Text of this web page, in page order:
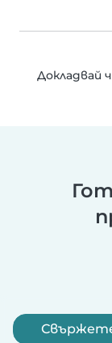
Докладвай